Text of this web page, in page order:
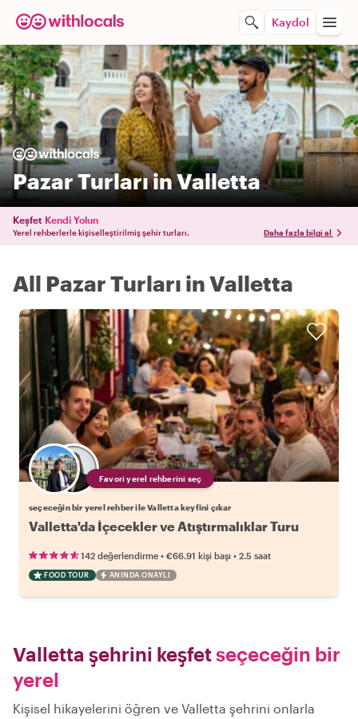
Kaydol
Pazar Turları in Valletta
Keşfet Kendi Yolun
Yerel rehberlerle kişiselleştirilmiş şehir turları. Daha fazla bilgi al
All Pazar Turları in Valletta
Favori yerel rehberini seç
seçeceğin bir yerel rehber ile Valletta keyfini çıkar
Valletta'da İçecekler ve Atıştırmalıklar Turu
142 değerlendirme • €66.91 kişi başı • 2.5 saat
FOOD TOUR ANINDA ONAYLI
Valletta şehrini keşfetseçeceğin bir
yerel
Kişisel hikayelerini öğren ve Valletta şehrini onlarla